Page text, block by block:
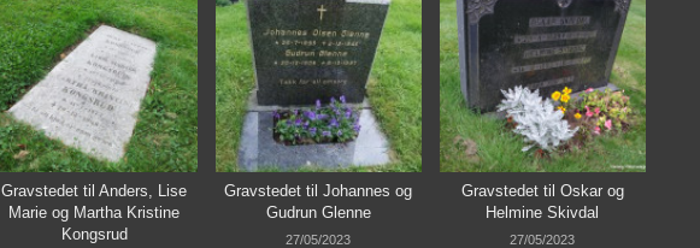
Gravstedet til Anders, Lise
Marie og Martha Kristine
Kongsrud
Gravstedet til Johannes og
Gudrun Glenne
27/05/2023
Gravstedet til Oskar og
Helmine Skivdal
27/05/2023